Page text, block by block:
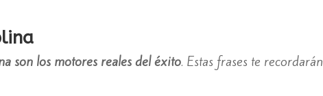
son los motores reales del éxito. Estas frases te recordarán